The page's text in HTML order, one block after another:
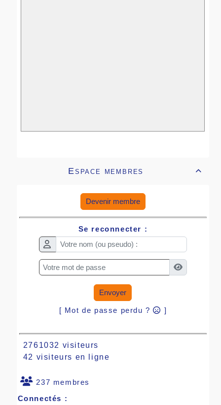

Espace membres
Devenir membre
Se reconnecter :
Envoyer
[ Mot de passe perdu ? ]
2761032 visiteurs
42 visiteurs en ligne
237 membres
Connectés :